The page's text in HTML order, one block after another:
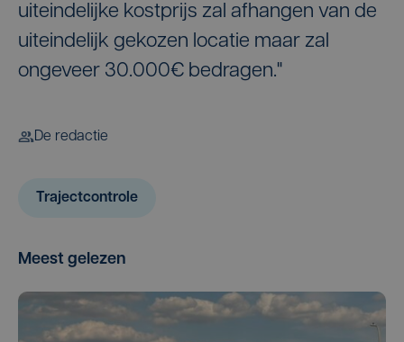
uiteindelijke kostprijs zal afhangen van de
uiteindelijk gekozen locatie maar zal
ongeveer 30.000€ bedragen."
De redactie
Trajectcontrole
Meest gelezen